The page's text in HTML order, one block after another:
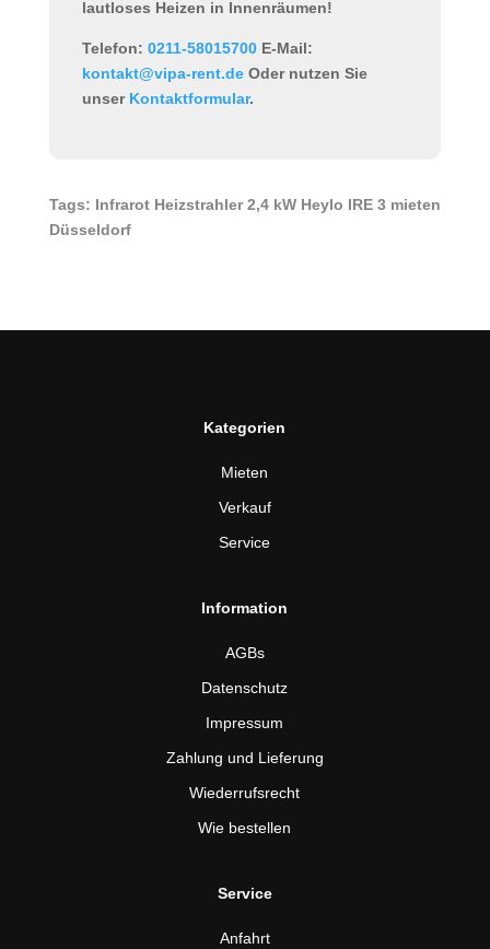
lautloses Heizen in Innenräumen!
Telefon: 0211-58015700E-Mail:
kontakt@vipa-rent.deOder nutzen Sie
unser Kontaktformular.
Tags: Infrarot Heizstrahler 2,4 kW Heylo IRE 3 mieten
Düsseldorf
Kategorien
Mieten
Verkauf
Service
Information
AGBs
Datenschutz
Impressum
Zahlung und Lieferung
Wiederrufsrecht
Wie bestellen
Service
Anfahrt